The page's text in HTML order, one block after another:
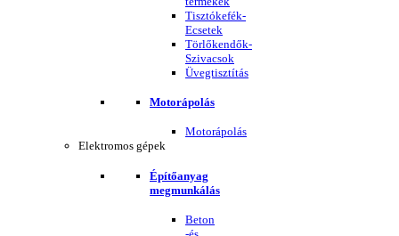
Tisztókefék-
Ecsetek
Törlőkendők-
Szivacsok
Üvegtisztítás
Motorápolás
Motorápolás
Elektromos gépek
Építőanyag
megmunkálás
Beton